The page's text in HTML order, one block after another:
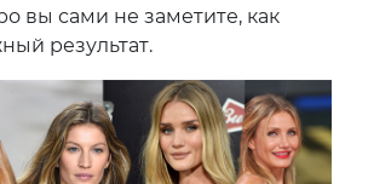
вы сами не заметите, как
результат.